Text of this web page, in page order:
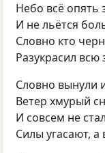
Небо всё опять
И не льётся
Словно кто
Разукрасил всю
Словно вынули
Ветер хмурый
И совсем не
Силы угасают, а